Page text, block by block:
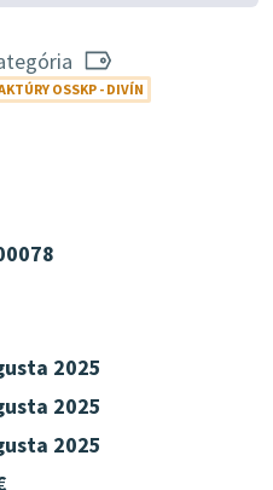
OSSKP - DIVÍN
2025
2025
2025